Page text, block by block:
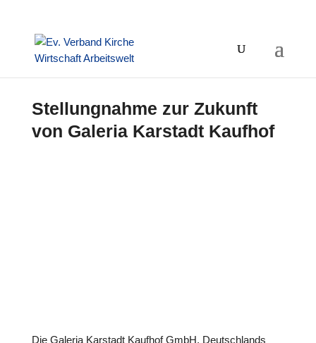
Stellungnahme zur Zukunft
von Galeria Karstadt Kaufhof
Die Galeria Karstadt Kaufhof GmbH, Deutsch­lands